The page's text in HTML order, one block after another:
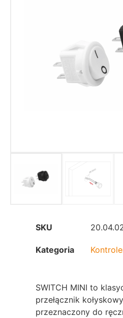
SKU
Kategoria
SWITCH MINI to
przełącznik
przeznaczony do